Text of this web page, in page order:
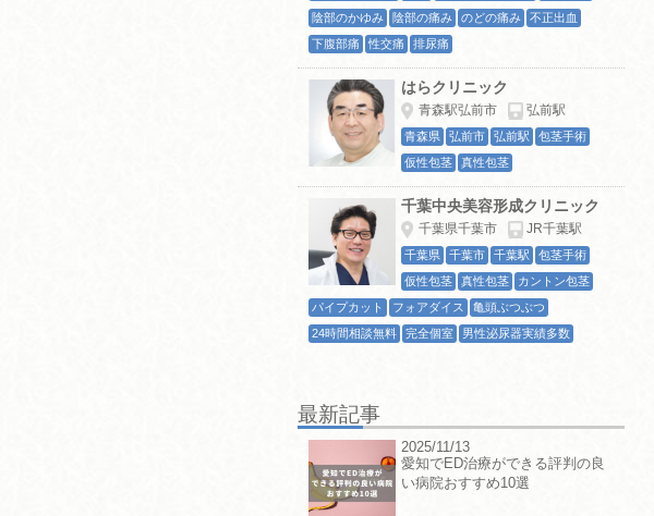
陰部のかゆみ
陰部の痛み のどの痛み
不正出血
下腹部痛
性交痛 排尿痛
はらクリニック
青森駅弘前市 弘前駅
青森県 弘前市 弘前駅
包茎手術
仮性包茎
真性包茎
千葉中央美容形成クリニック
千葉県千葉市 JR千葉駅
千葉県 千葉市 千葉駅
包茎手術
仮性包茎
真性包茎
カントン包茎
パイプカット
フォアダイス
亀頭ぶつぶつ
24時間相談無料
完全個室 男性泌尿器実績多数
最新記事
2025/11/13
愛知でED治療ができる評判の良
い病院おすすめ10選